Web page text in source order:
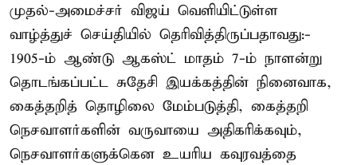
முதல்-அமைச்சர் விஜய் வெளியிட்டுள்ள
வாழ்த்துச் செய்தியில் தெரிவித்திருப்பதாவது:-
1905-ம் ஆண்டு ஆகஸ்ட் மாதம் 7-ம் நாளன்று
தொடங்கப்பட்ட சுதேசி இயக்கத்தின் நினைவாக,
கைத்தறித் தொழிலை மேம்படுத்தி, கைத்தறி
நெசவாளர்களின் வருவாயை அதிகரிக்கவும்,
நெசவாளர்களுக்கென உயரிய கவுரவத்தை